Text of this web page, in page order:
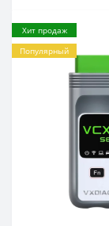
Хит продаж
Популярный